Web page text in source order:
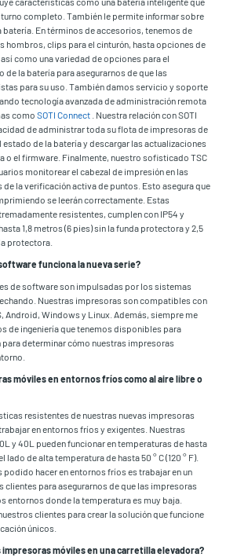
completo. También le permite informar sobre
En términos de accesorios, tenemos de
hombros, clips para el cinturón, hasta opciones de
como una variedad de opciones para el
de la batería para asegurarnos de que las
para su uso. También damos servicio y soporte
tecnología avanzada de administración remota
como SOTI Connect . Nuestra relación con SOTI
de administrar toda su flota de impresoras de
de la batería y descargar las actualizaciones
o el firmware. Finalmente, nuestro sofisticado TSC
monitorear el cabezal de impresión en las
la verificación activa de puntos. Esto asegura que
se leerán correctamente. Estas
resistentes, cumplen con IP54 y
1,8 metros (6 pies) sin la funda protectora y 2,5
protectora.
funciona la nueva serie?
de software son impulsadas por los sistemas
Nuestras impresoras son compatibles con
Android, Windows y Linux. Además, siempre me
de ingeniería que tenemos disponibles para
para determinar cómo nuestras impresoras
móviles en entornos fríos como al aire libre o
resistentes de nuestras nuevas impresoras
en entornos fríos y exigentes. Nuestras
y 40L pueden funcionar en temperaturas de hasta
lado de alta temperatura de hasta 50 ° C (120 ° F).
podido hacer en entornos fríos es trabajar en un
para asegurarnos de que las impresoras
entornos donde la temperatura es muy baja.
clientes para crear la solución que funcione
únicos.
impresoras móviles en una carretilla elevadora?